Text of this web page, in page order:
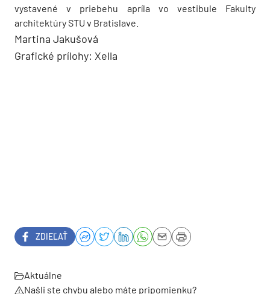
vystavené v priebehu apríla vo vestibule Fakulty
architektúry STU v Bratislave.
Martina Jakušová
Grafické prílohy: Xella
ZDIEĽAŤ
Aktuálne
Našli ste chybu alebo máte pripomienku?